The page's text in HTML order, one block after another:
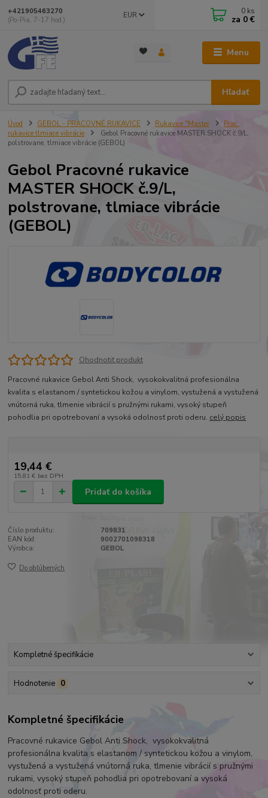
Menu
EUR
Hľadať
+421905463270
(Po-Pia, 7-17 hod.)
0 ks
za 0 €
Úvod GEBOL - PRACOVNÉ RUKAVICE Rukavice "Master
Prac.
rukavice tlmiace vibrácie
Gebol Pracovné rukavice MASTER SHOCK č.9/L,
polstrovane, tlmiace vibrácie (GEBOL)
Gebol Pracovné rukavice
MASTER SHOCK č.9/L,
polstrovane, tlmiace vibrácie
(GEBOL)
Ohodnotiť produkt
Pracovné rukavice Gebol Anti Shock, vysokokvalitná profesionálna
kvalita s elastanom / syntetickou kožou a vinylom, vystužená a vystužená
vnútorná ruka, tlmenie vibrácií s pružnými rukami, vysoký stupeň
pohodlia pri opotrebovaní a vysoká odolnosť proti oderu. celý popis
19,44 €
15,81 € bez DPH
Pridať do košíka
Číslo produktu:
709831
EAN kód:
9002701098318
Výrobca:
GEBOL
Do obľúbených
Kompletné špecifikácie
Hodnotenie 0
Kompletné špecifikácie
Pracovné rukavice Gebol Anti Shock, vysokokvalitná
profesionálna kvalita s elastanom / syntetickou kožou a vinylom,
vystužená a vystužená vnútorná ruka, tlmenie vibrácií s pružnými
rukami, vysoký stupeň pohodlia pri opotrebovaní a vysoká
odolnosť proti oderu.